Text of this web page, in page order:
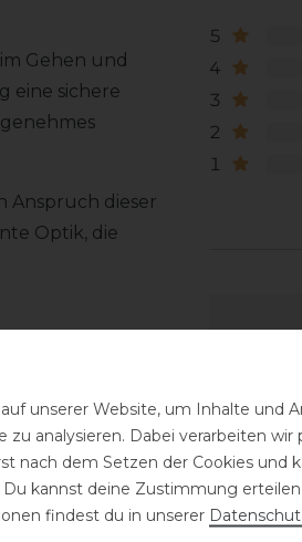
Gehen und
eine sichere
Anspruch dieser
Optik, die
5
4
3
2
1
unserer Website, um Inhalte und
analysieren. Dabei verarbeiten
nach dem Setzen der Cookies und
kannst deine Zustimmung
findest du in unserer